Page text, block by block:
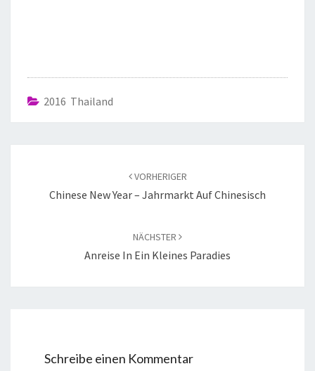
2016 Thailand
VORHERIGER
Chinese New Year – Jahrmarkt Auf Chinesisch
NÄCHSTER
Anreise In Ein Kleines Paradies
Schreibe einen Kommentar